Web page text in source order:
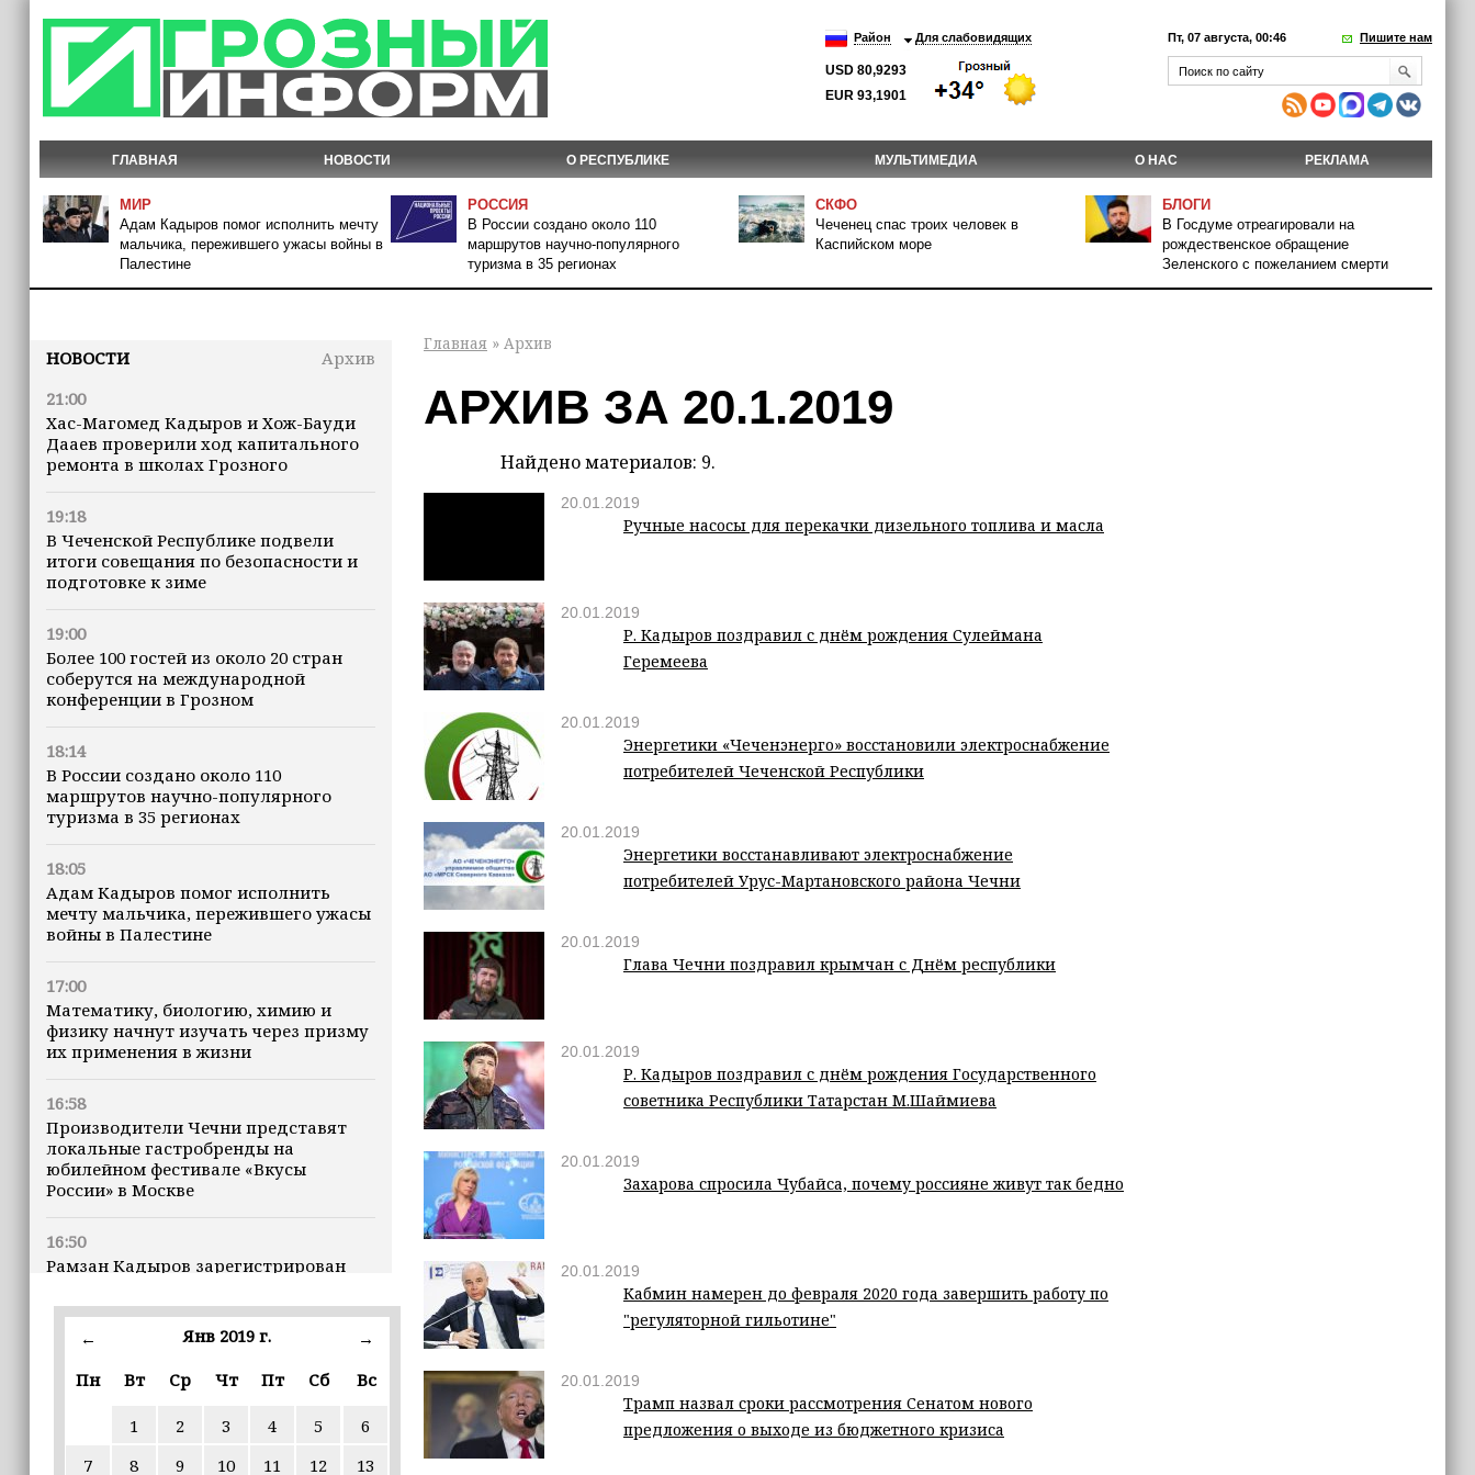
Район Для слабовидящих
USD 80,9293
EUR 93,1901
Пт, 07 августа, 00:46 Пишите нам
ГЛАВНАЯ НОВОСТИ О РЕСПУБЛИКЕ МУЛЬТИМЕДИА О НАС РЕКЛАМА
МИР
Адам Кадыров помог исполнить мечту
мальчика, пережившего ужасы войны в
Палестине
РОССИЯ
В России создано около 110
маршрутов научно-популярного
туризма в 35 регионах
СКФО
Чеченец спас троих человек в
Каспийском море
БЛОГИ
В Госдуме отреагировали на
рождественское обращение
Зеленского с пожеланием смерти
НОВОСТИ
Архив
21:00
Хас-Магомед Кадыров и Хож-Бауди
Дааев проверили ход капитального
ремонта в школах Грозного
19:18
В Чеченской Республике подвели
итоги совещания по безопасности и
подготовке к зиме
19:00
Более 100 гостей из около 20 стран
соберутся на международной
конференции в Грозном
18:14
В России создано около 110
маршрутов научно-популярного
туризма в 35 регионах
18:05
Адам Кадыров помог исполнить
мечту мальчика, пережившего ужасы
войны в Палестине
17:00
Математику, биологию, химию и
физику начнут изучать через призму
их применения в жизни
16:58
Производители Чечни представят
локальные гастробренды на
юбилейном фестивале «Вкусы
России» в Москве
16:50
Рамзан Кадыров зарегистрирован
16:47
землетрясения, рассказала
16:12
← Янв 2019 г.
→
Пн
Вт Ср Чт Пт Сб Вс
1 2 3 4 5
6
7
8 9 10 11 12 13
Главная » Архив
АРХИВ ЗА 20.1.2019
Найдено материалов: 9.
20.01.2019
Ручные насосы для перекачки дизельного топлива и масла
20.01.2019
Р. Кадыров поздравил с днём рождения Сулеймана
Геремеева
20.01.2019
Энергетики «Чеченэнерго» восстановили электроснабжение
потребителей Чеченской Республики
20.01.2019
Энергетики восстанавливают электроснабжение
потребителей Урус-Мартановского района Чечни
20.01.2019
Глава Чечни поздравил крымчан с Днём республики
20.01.2019
Р. Кадыров поздравил с днём рождения Государственного
советника Республики Татарстан М.Шаймиева
20.01.2019
Захарова спросила Чубайса, почему россияне живут так бедно
20.01.2019
Кабмин намерен до февраля 2020 года завершить работу по
"регуляторной гильотине"
20.01.2019
Трамп назвал сроки рассмотрения Сенатом нового
предложения о выходе из бюджетного кризиса